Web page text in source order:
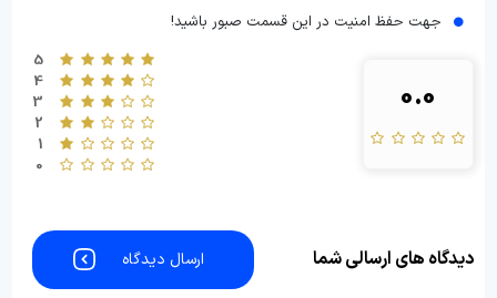
جهت حفظ امنیت در این قسمت صبور باشید!
0.0
5
4
3
2
1
0
دیدگاه های ارسالی شما ارسال دیدگاه